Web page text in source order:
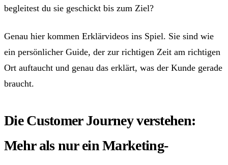
begleitest du sie geschickt bis zum Ziel?
Genau hier kommen Erklärvideos ins Spiel. Sie sind wie
ein persönlicher Guide, der zur richtigen Zeit am richtigen
Ort auftaucht und genau das erklärt, was der Kunde gerade
braucht.
Die Customer Journey verstehen:
Mehr als nur ein Marketing-